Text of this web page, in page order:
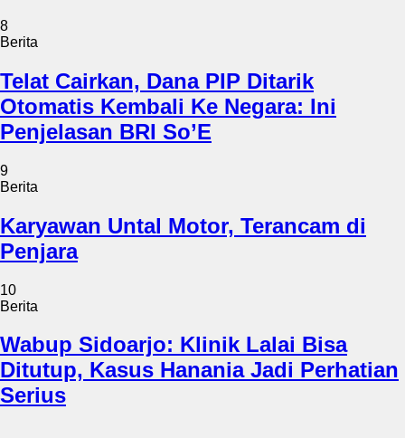
8
Berita
Telat Cairkan, Dana PIP Ditarik
Otomatis Kembali Ke Negara: Ini
Penjelasan BRI So’E
9
Berita
Karyawan Untal Motor, Terancam di
Penjara
10
Berita
Wabup Sidoarjo: Klinik Lalai Bisa
Ditutup, Kasus Hanania Jadi Perhatian
Serius